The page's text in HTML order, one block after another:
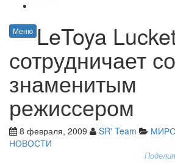
Меню LeToya
сотрудничает со
знаменитым
режиссером
8 февраля, 2009 SR' Team
НОВОСТИ